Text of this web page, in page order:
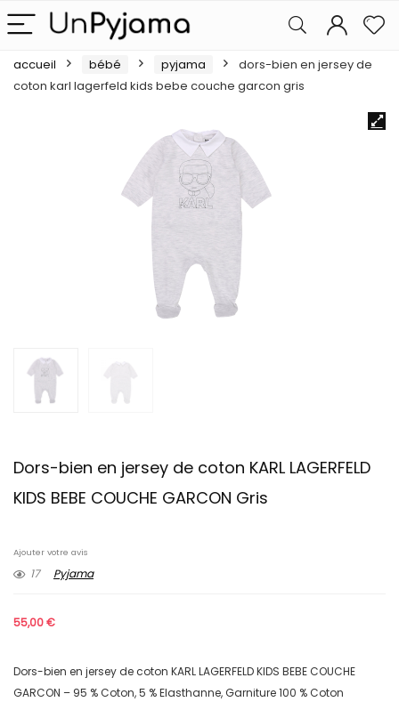
accueil bébé pyjama
dors-bien en jersey de
coton karl lagerfeld kids bebe couche garcon gris
Dors-bien en jersey de coton KARL LAGERFELD
KIDS BEBE COUCHE GARCON Gris
Ajouter votre avis
17 Pyjama
55,00€
Dors-bien en jersey de coton KARL LAGERFELD KIDS BEBE COUCHE
GARCON – 95 % Coton, 5 % Elasthanne, Garniture 100 % Coton